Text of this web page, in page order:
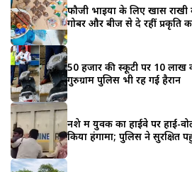
फौजी भाइयों के लिए खास राखी
गोबर और बीज से दे रहीं प्रकृति
50 हजार की स्कूटी पर 10 लाख
गुरुग्राम पुलिस भी रह गई हैरान
नशे में युवक का हाईवे पर हाई-
किया हंगामा; पुलिस ने सुरक्षित